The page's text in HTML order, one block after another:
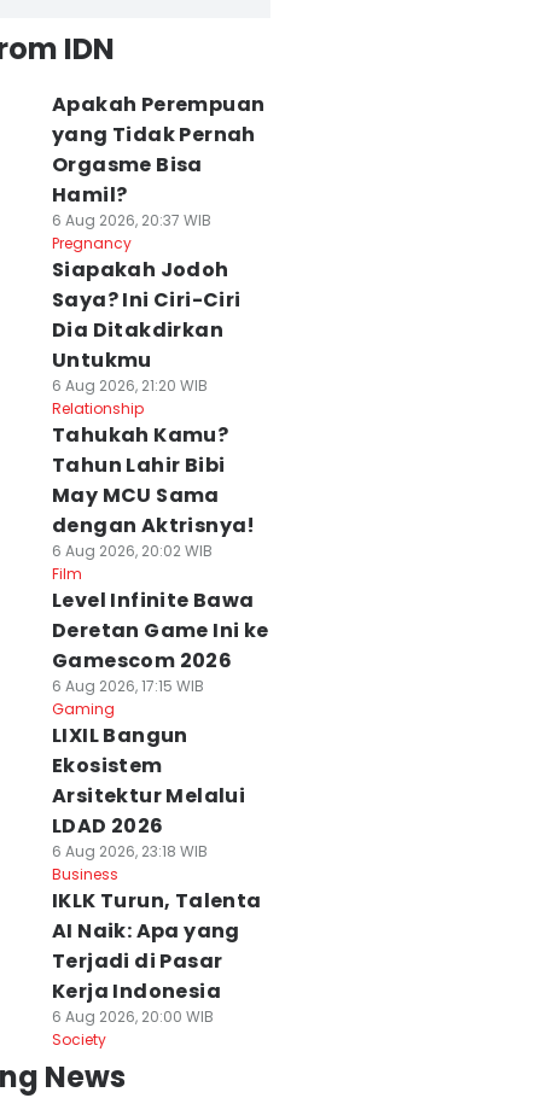
IDN
Apakah Perempuan
yang Tidak Pernah
Orgasme Bisa
Hamil?
6 Aug 2026, 20:37 WIB
Pregnancy
Siapakah Jodoh
Saya? Ini Ciri-Ciri
Dia Ditakdirkan
Untukmu
6 Aug 2026, 21:20 WIB
Relationship
Tahukah Kamu?
Tahun Lahir Bibi
May MCU Sama
dengan Aktrisnya!
6 Aug 2026, 20:02 WIB
Film
Level Infinite Bawa
Deretan Game Ini ke
Gamescom 2026
6 Aug 2026, 17:15 WIB
Gaming
LIXIL Bangun
Ekosistem
Arsitektur Melalui
LDAD 2026
6 Aug 2026, 23:18 WIB
Business
IKLK Turun, Talenta
AI Naik: Apa yang
Terjadi di Pasar
Kerja Indonesia
6 Aug 2026, 20:00 WIB
Society
News